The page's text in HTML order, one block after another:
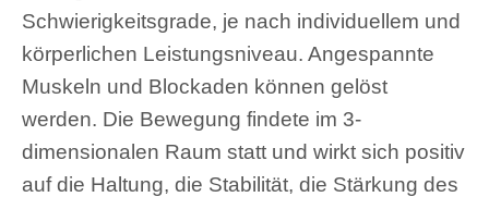
Schwierigkeitsgrade, je nach individuellem und
körperlichen Leistungsniveau. Angespannte
Muskeln und Blockaden können gelöst
werden. Die Bewegung findete im 3-
dimensionalen Raum statt und wirkt sich positiv
auf die Haltung, die Stabilität, die Stärkung des